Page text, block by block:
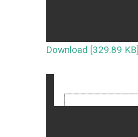
Download [329.89 KB]